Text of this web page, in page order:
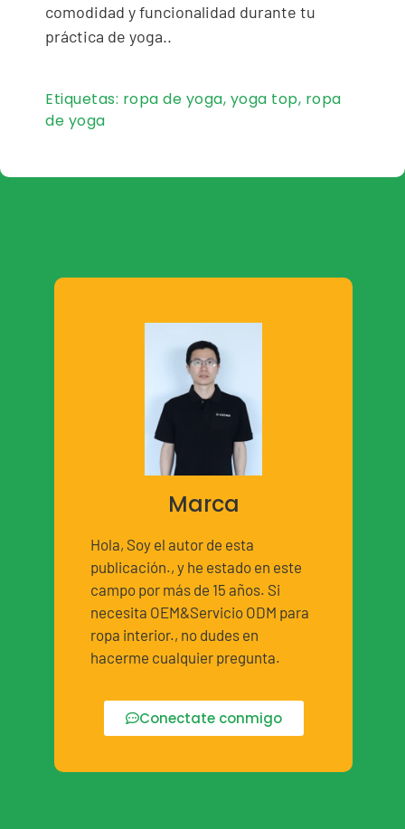
comodidad y funcionalidad durante tu
práctica de yoga..
Etiquetas: ropa de yoga, yoga top, ropa
de yoga
Marca
Hola, Soy el autor de esta
publicación., y he estado en este
campo por más de 15 años. Si
necesita OEM&Servicio ODM para
ropa interior., no dudes en
hacerme cualquier pregunta.
Conectate conmigo